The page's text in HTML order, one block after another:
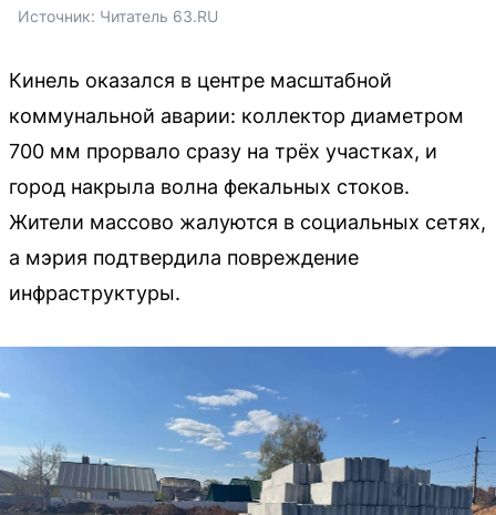
Источник: Читатель 63.RU
Кинель оказался в центре масштабной
коммунальной аварии: коллектор диаметром
700 мм прорвало сразу на трёх участках, и
город накрыла волна фекальных стоков.
Жители массово жалуются в социальных сетях,
а мэрия подтвердила повреждение
инфраструктуры.